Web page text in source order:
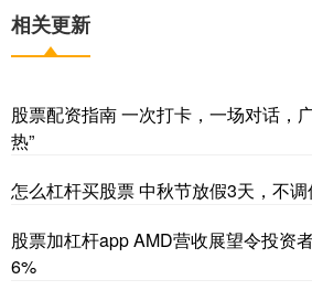
相关更新
股票配资指南 一次打卡，一场对话，
热”
怎么杠杆买股票 中秋节放假3天，不调
股票加杠杆app AMD营收展望令投资
6%